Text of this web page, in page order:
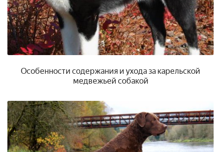
Особенности содержания и ухода за карельской
медвежьей собакой